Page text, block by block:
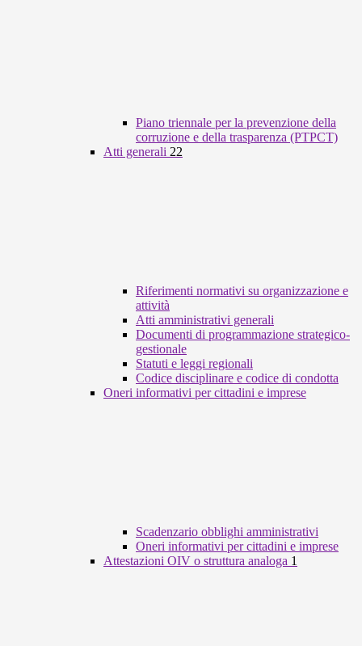
Piano triennale per la prevenzione della
corruzione e della trasparenza (PTPCT)
Atti generali 22
Riferimenti normativi su organizzazione e
attività
Atti amministrativi generali
Documenti di programmazione strategico-
gestionale
Statuti e leggi regionali
Codice disciplinare e codice di condotta
Oneri informativi per cittadini e imprese
Scadenzario obblighi amministrativi
Oneri informativi per cittadini e imprese
Attestazioni OIV o struttura analoga 1